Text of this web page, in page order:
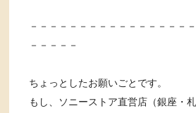
－－－－－－－－－－－－－－－－
－－－－－
ちょっとしたお願いごとです。
もし、ソニーストア直営店（銀座・